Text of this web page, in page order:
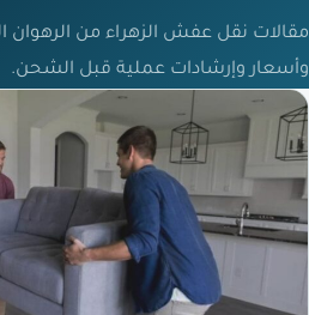
مقالات نقل عفش الزهراء من الرهوان
وأسعار وإرشادات عملية قبل الشحن.